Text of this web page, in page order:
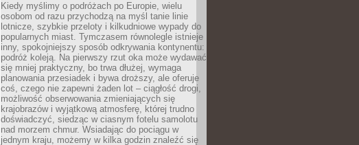
Kiedy myślimy o podróżach po Europie, wielu
osobom od razu przychodzą na myśl tanie linie
lotnicze, szybkie przeloty i kilkudniowe wypady do
popularnych miast. Tymczasem równolegle istnieje
inny, spokojniejszy sposób odkrywania kontynentu:
podróż koleją. Na pierwszy rzut oka może wydawać
się mniej praktyczny, bo trwa dłużej, wymaga
planowania przesiadek i bywa droższy, ale oferuje
coś, czego nie zapewni żaden lot – ciągłość drogi,
możliwość obserwowania zmieniających się
krajobrazów i wyjątkową atmosferę, której trudno
doświadczyć, siedząc w ciasnym fotelu samolotu
nad morzem chmur. Wsiadając do pociągu w
jednym kraju, możemy w kilka godzin znaleźć się